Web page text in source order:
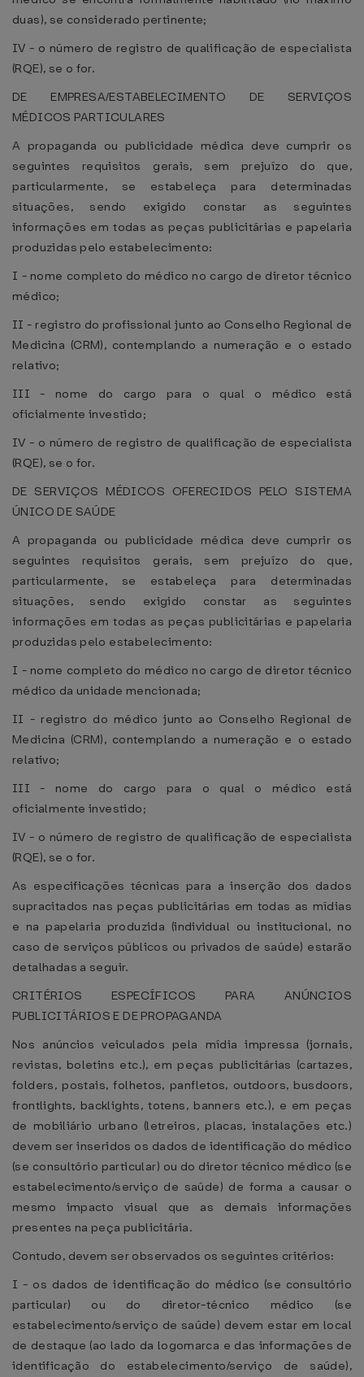
duas), se considerado pertinente;
IV - o número de registro de qualificação de especialista
(RQE), se o for.
DE EMPRESA/ESTABELECIMENTO DE SERVIÇOS
MÉDICOS PARTICULARES
A propaganda ou publicidade médica deve cumprir os
seguintes requisitos gerais, sem prejuízo do que,
particularmente, se estabeleça para determinadas
situações, sendo exigido constar as seguintes
informações em todas as peças publicitárias e papelaria
produzidas pelo estabelecimento:
I - nome completo do médico no cargo de diretor técnico
médico;
II - registro do profissional junto ao Conselho Regional de
Medicina (CRM), contemplando a numeração e o estado
relativo;
III - nome do cargo para o qual o médico está
oficialmente investido;
IV - o número de registro de qualificação de especialista
(RQE), se o for.
DE SERVIÇOS MÉDICOS OFERECIDOS PELO SISTEMA
ÚNICO DE SAÚDE
A propaganda ou publicidade médica deve cumprir os
seguintes requisitos gerais, sem prejuízo do que,
particularmente, se estabeleça para determinadas
situações, sendo exigido constar as seguintes
informações em todas as peças publicitárias e papelaria
produzidas pelo estabelecimento:
I - nome completo do médico no cargo de diretor técnico
médico da unidade mencionada;
II - registro do médico junto ao Conselho Regional de
Medicina (CRM), contemplando a numeração e o estado
relativo;
III - nome do cargo para o qual o médico está
oficialmente investido;
IV - o número de registro de qualificação de especialista
(RQE), se o for.
As especificações técnicas para a inserção dos dados
supracitados nas peças publicitárias em todas as mídias
e na papelaria produzida (individual ou institucional, no
caso de serviços públicos ou privados de saúde) estarão
detalhadas a seguir.
CRITÉRIOS ESPECÍFICOS PARA ANÚNCIOS
PUBLICITÁRIOS E DE PROPAGANDA
Nos anúncios veiculados pela mídia impressa (jornais,
revistas, boletins etc.), em peças publicitárias (cartazes,
folders, postais, folhetos, panfletos, outdoors, busdoors,
frontlights, backlights, totens, banners etc.), e em peças
de mobiliário urbano (letreiros, placas, instalações etc.)
devem ser inseridos os dados de identificação do médico
(se consultório particular) ou do diretor técnico médico (se
estabelecimento/serviço de saúde) de forma a causar o
mesmo impacto visual que as demais informações
presentes na peça publicitária.
Contudo, devem ser observados os seguintes critérios:
I - os dados de identificação do médico (se consultório
particular) ou do diretor-técnico médico (se
estabelecimento/serviço de saúde) devem estar em local
de destaque (ao lado da logomarca e das informações de
identificação do estabelecimento/serviço de saúde),